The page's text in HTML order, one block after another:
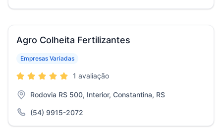
Agro Colheita Fertilizantes
Empresas Variadas
1 avaliação
Rodovia RS 500, Interior, Constantina, RS
(54) 9915-2072